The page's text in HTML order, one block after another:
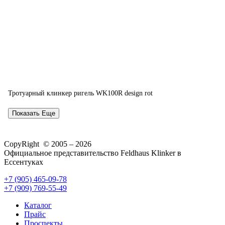
Тротуарный клинкер ригель WK100R design rot
Показать Еще
CopyRight © 2005 – 2026
Официальное представительство Feldhaus Klinker в
Ессентуках
+7 (905) 465-09-78
+7 (909) 769-55-49
Каталог
Прайс
Проспекты